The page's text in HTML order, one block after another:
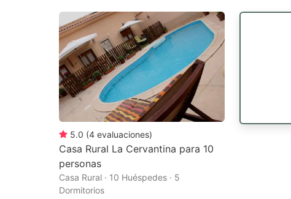
5.0 (4 evaluaciones)
Casa Rural La Cervantina para 10
personas
Casa Rural · 10 Huéspedes · 5
Dormitorios